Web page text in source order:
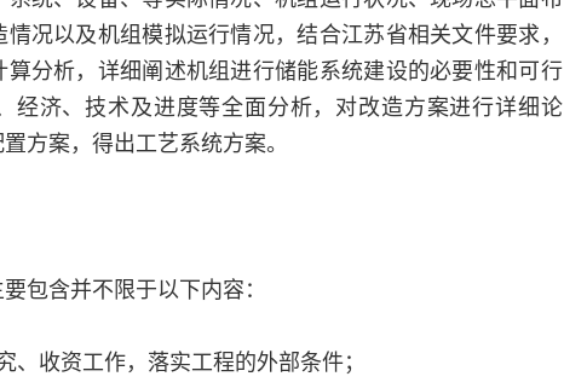
况以及机组模拟运行情况，结合江苏省相关文件要求，
分析，详细阐述机组进行储能系统建设的必要性和可行
经济、技术及进度等全面分析，对改造方案进行详细论
方案，得出工艺系统方案。
包含并不限于以下内容：
、收资工作，落实工程的外部条件；